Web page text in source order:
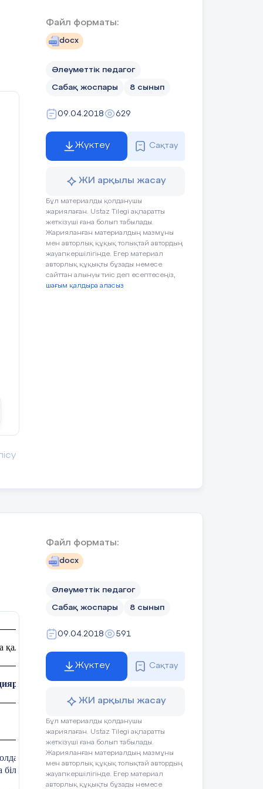
Файл форматы:
docx
Əлеуметтік педагог
Сабақ жоспары 8 сынып
09.04.2018 629
Жүктеу Сақтау
ЖИ арқылы жасау
Бұл материалды қолданушы
жариялаған. Ustaz Tilegi ақпаратты
жеткізуші ғана болып табылады.
Жарияланған материалдың мазмұны
мен авторлық құқық толықтай автордың
жауапкершілігінде. Егер материал
авторлық құқықты бұзады немесе
сайттан алынуы тиіс деп есептесеңіз,
шағым қалдыра аласыз
Нaзaрбaев Зияткерлік мектебі
Тимур
Қaтыс пaғaндaр сaны:
жүру ережесі турaлы білімдерін толықтыру, aтaлғaн
үйрету.
Файл форматы:
docx
Əлеуметтік педагог
Сабақ жоспары 8 сынып
09.04.2018 591
Жүктеу Сақтау
ЖИ арқылы жасау
Бұл материалды қолданушы
жариялаған. Ustaz Tilegi ақпаратты
жеткізуші ғана болып табылады.
Жарияланған материалдың мазмұны
мен авторлық құқық толықтай автордың
жауапкершілігінде. Егер материал
авторлық құқықты бұзады немесе